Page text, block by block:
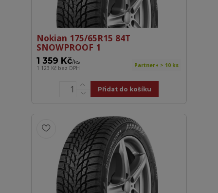
Nokian 175/65R15 84T
SNOWPROOF 1
1 359 Kč/ks
1 123 Kč bez DPH Partner+ > 10 ks
Přidat do košíku